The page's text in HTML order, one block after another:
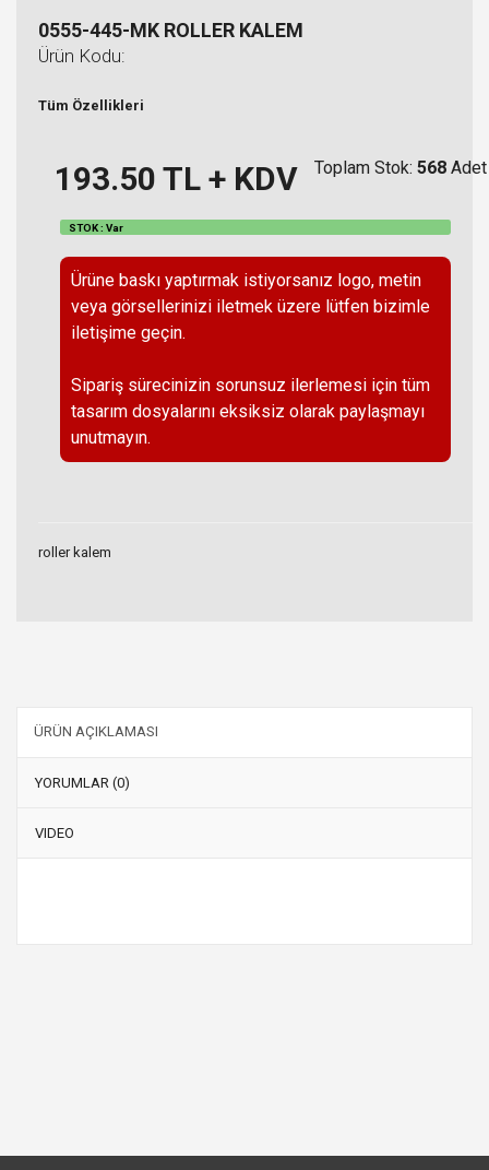
0555-445-MK ROLLER KALEM
Ürün Kodu:
Tüm Özellikleri
193.50 TL + KDV Toplam Stok: 568 Adet
STOK : Var
Ürüne baskı yaptırmak istiyorsanız logo, metin
veya görsellerinizi iletmek üzere lütfen bizimle
iletişime geçin.
Sipariş sürecinizin sorunsuz ilerlemesi için tüm
tasarım dosyalarını eksiksiz olarak paylaşmayı
unutmayın.
roller kalem
ÜRÜN AÇIKLAMASI
YORUMLAR (0)
VIDEO